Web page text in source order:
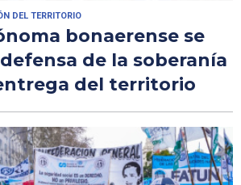
DEL TERRITORIO
bonaerense se
de la soberanía
del territorio